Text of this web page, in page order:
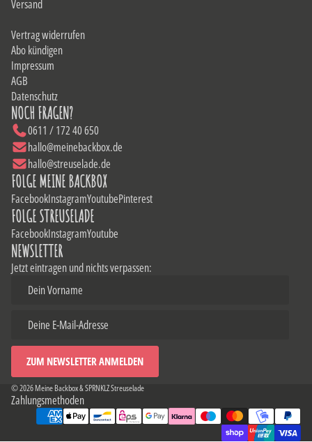
Versand
Vertrag widerrufen
Abo kündigen
Impressum
AGB
Datenschutz
NOCH FRAGEN?
0611 / 172 40 650
hallo@meinebackbox.de
hallo@streuselade.de
FOLGE MEINE BACKBOX
FacebookInstagramYoutubePinterest
FOLGE STREUSELADE
FacebookInstagramYoutube
NEWSLETTER
Jetzt eintragen und nichts verpassen:
© 2026Meine Backbox & SPRNKLZ Streuselade
Zahlungsmethoden